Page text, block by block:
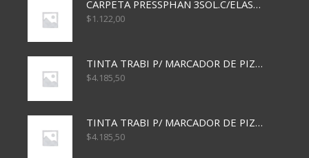
CARPETA PRESSPHAN 3SOL.C/ELAST MARRON A4 P01A
$1.122,00
TINTA TRABI P/ MARCADOR DE PIZARRA x30ml AZUL
$4.185,50
TINTA TRABI P/ MARCADOR DE PIZARRA x30ml ROJO
$4.185,50